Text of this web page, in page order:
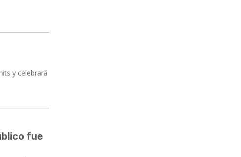
y celebrará
fue